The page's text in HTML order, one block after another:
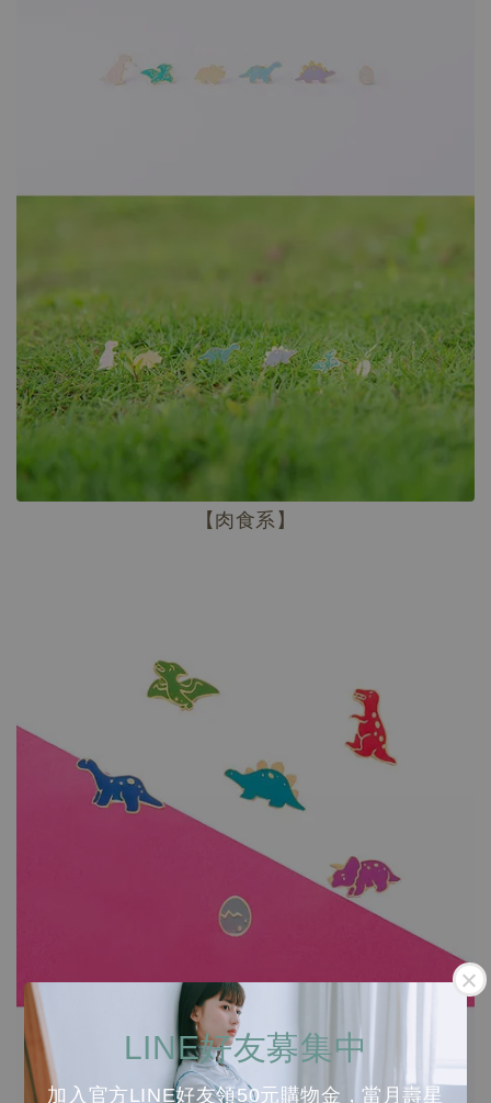
LINE好友募集中
加入官方LINE好友領50元購物金，當月壽星
【肉食系】